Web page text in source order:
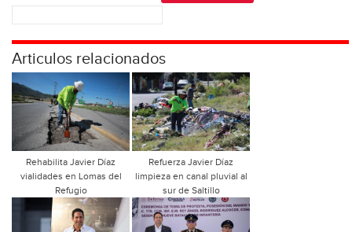
Articulos relacionados
Rehabilita Javier Díaz
vialidades en Lomas del
Refugio
Refuerza Javier Díaz
limpieza en canal pluvial al
sur de Saltillo